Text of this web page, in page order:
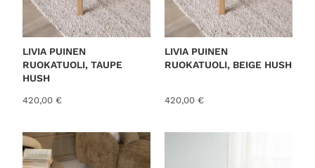
LIVIA PUINEN
RUOKATUOLI, TAUPE
HUSH
420,00 €
LIVIA PUINEN
RUOKATUOLI, BEIGE HUSH
420,00 €